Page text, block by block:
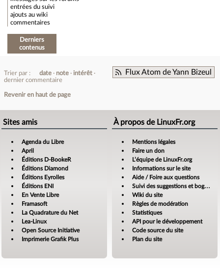
entrées du suivi
ajouts au wiki
commentaires
Derniers
contenus
Flux Atom de Yann Bizeul
Trier par : date note
intérêt
dernier commentaire
Revenir en haut de page
Sites amis
Agenda du Libre
April
Éditions D-BookeR
Éditions Diamond
Éditions Eyrolles
Éditions ENI
En Vente Libre
Framasoft
La Quadrature du Net
Lea-Linux
Open Source Initiative
Imprimerie Grafik Plus
À propos de LinuxFr.org
Mentions légales
Faire un don
L’équipe de LinuxFr.org
Informations sur le site
Aide / Foire aux questions
Suivi des suggestions et bogues
Wiki du site
Règles de modération
Statistiques
API pour le développement
Code source du site
Plan du site